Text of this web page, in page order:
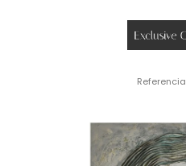
Referencia